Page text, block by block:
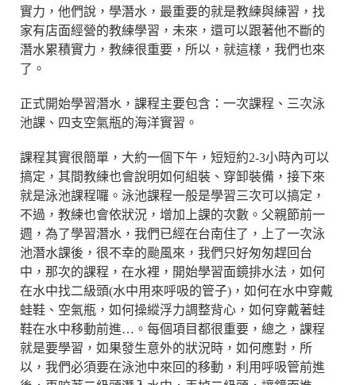
實力，他們說，學潛水，最重要的就是教練與練習，找
家有店面經營的教練學習，未來，還可以跟著他不斷的
潛水累積實力，教練很重要，所以，就這樣，我們也來
了。
正式開始學習潛水，課程主要包含：一次課程、三次泳
池課、四支空氣瓶的海洋實習。
課程其實很簡單，大約一個下午，短短約2-3小時內可以
搞定，其間教練也會說明如何組裝、穿卸裝備，接下來
就是泳池課程囉。泳池課程一般是學習三次可以搞定，
不過，教練也會依狀況，增加上課的次數。父親節前一
週，為了學習潛水，我們已經在台南住了，上了一次泳
池潛水課後，很不幸的颱風來，我們只好匆匆趕回台
中，那次的課程，在水裡，開始學習面鏡排水法，如何
在水中找二級頭(水中用來呼吸的管子)，如何在水中穿戴
蛙鞋、空氣瓶，如何操縱浮力調整背心，如何穿戴著蛙
鞋在水中移動前進…。每個項目都很重要，總之，課程
就是要學習，如果發生意外的狀況時，如何應對，所
以，我們必須要在泳池中來回的移動，利用呼吸管前進